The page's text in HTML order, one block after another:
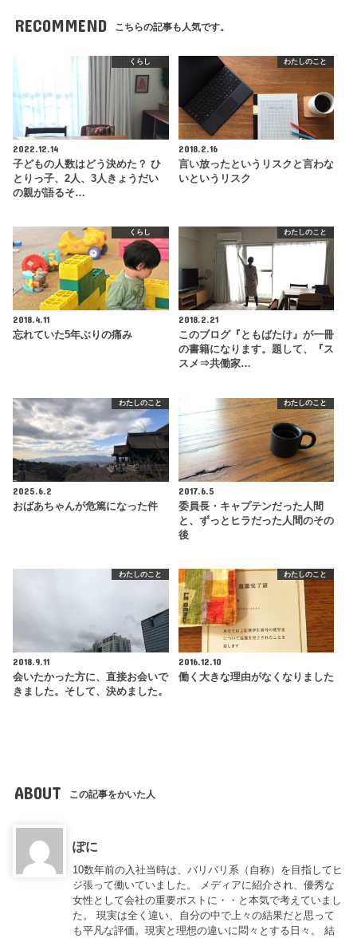
RECOMMEND こちらの記事も人気です。
くらし
2022.12.14
子どもの人数はどう決めた？ ひ
とりっ子、2人、3人きょうだい
の親が語るそ…
わたしのこと
2018.2.16
言い放ったというリスクと言わな
いというリスク
くらし
2018.4.11
忘れていた5年ぶりの痛み
わたしのこと
2018.2.21
このブログ『ともばたけ』が一冊
の書籍になります。題して、『ス
スメ⇒共働家…
わたしのこと
2025.6.2
おばあちゃんが危篤になった件
わたしのこと
2017.6.5
委員長・キャプテンだった人間
と、ずっとヒラだった人間のその
後
わたしのこと
2018.9.11
会いたかった方に、直接お会いで
きました。そして、決めました。
わたしのこと
2016.12.10
働く大きな理由がなくなりました
ABOUT この記事をかいた人
ぽに
10数年前の入社当時は、バリバリ系（自称）を目指してヒ
ジ張って働いていました。 メディアに紹介され、優秀な
女性として会社の重要ポストに・・と本気で考えていまし
た。 現実は全く違い、自分の中で上々の結果だと思って
も平凡な評価。現実と理想の違いに悶々とする日々。 結